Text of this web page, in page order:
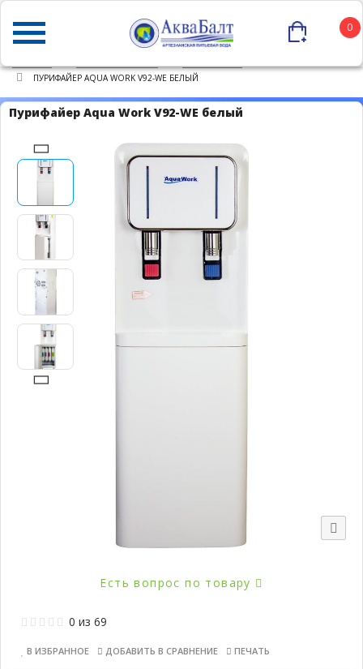
0
ПУРИФАЙЕР AQUA WORK V92-WE БЕЛЫЙ
Пурифайер Aqua Work V92-WE белый
Есть вопрос по товару
0 из 69
В ИЗБРАННОЕ ДОБАВИТЬ В СРАВНЕНИЕ ПЕЧАТЬ